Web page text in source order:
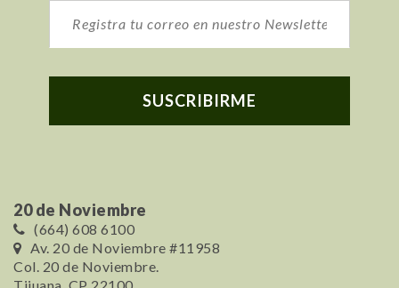
20 de Noviembre
(664) 608 6100
Av. 20 de Noviembre #11958
Col. 20 de Noviembre.